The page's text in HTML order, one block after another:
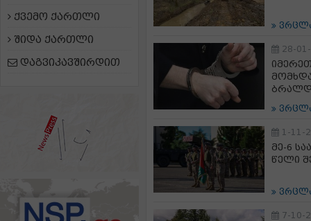
ქვემო ქართლი
შიდა ქართლი
დაგვიკავშირდით
28-
1-11-
მე-6
წელი
7-10-